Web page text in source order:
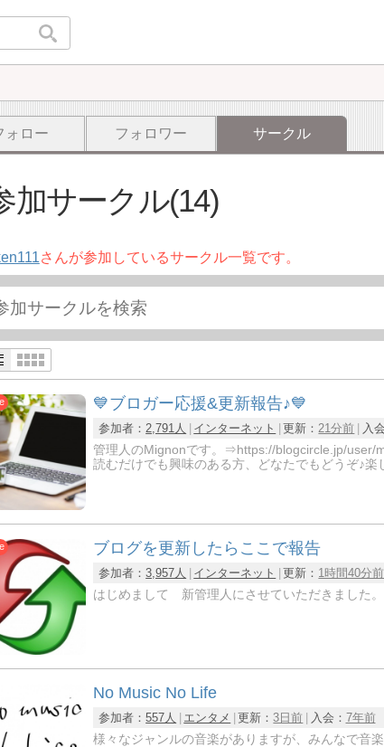
ォロー フォロワー サークル
加サークル(14)
さんが参加しているサークル一覧です。
💙ブロガー応援&更新報告♪💙
参加者：2,791人 インターネット 更新：21分前 入
管理人のMignonです。⇒https://blogcircle.jp/user/
読むだけでも興味のある方、どなたでもどうぞ♪楽
ブログを更新したらここで報告
参加者：3,957人 インターネット 更新： 1時間40分前
はじめまして 新管理人にさせていただきました。
No Music No Life
参加者：557人 エンタメ 更新： 3日前 入会： 7年前
様々なジャンルの音楽がありますが、みんなで音